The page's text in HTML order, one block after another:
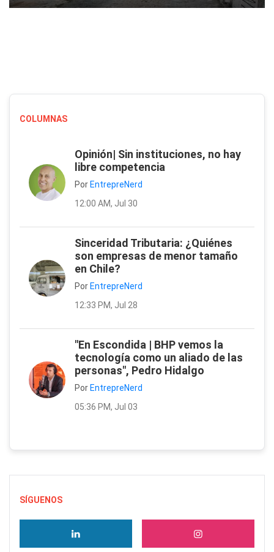
COLUMNAS
Opinión| Sin instituciones, no hay
libre competencia
Por EntrepreNerd
12:00 AM, Jul 30
Sinceridad Tributaria: ¿Quiénes
son empresas de menor tamaño
en Chile?
Por EntrepreNerd
12:33 PM, Jul 28
"En Escondida | BHP vemos la
tecnología como un aliado de las
personas", Pedro Hidalgo
Por EntrepreNerd
05:36 PM, Jul 03
SÍGUENOS